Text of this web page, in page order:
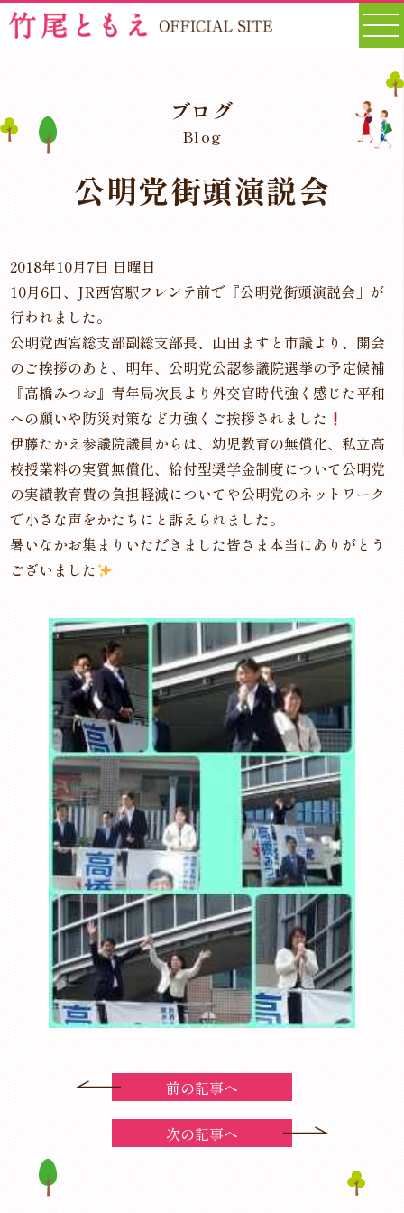
ブログ
Blog
公明党街頭演説会
2018年10月7日 日曜日
10月6日、JR西宮駅フレンテ前で『公明党街頭演説会」が
行われました。
公明党西宮総支部副総支部長、山田ますと市議より、開会
のご挨拶のあと、明年、公明党公認参議院選挙の予定候補
『高橋みつお』青年局次長より外交官時代強く感じた平和
への願いや防災対策など力強くご挨拶されました
伊藤たかえ参議院議員からは、幼児教育の無償化、私立高
校授業料の実質無償化、給付型奨学金制度について公明党
の実績教育費の負担軽減についてや公明党のネットワーク
で小さな声をかたちにと訴えられました。
暑いなかお集まりいただきました皆さま本当にありがとう
ございました
前の記事へ
次の記事へ